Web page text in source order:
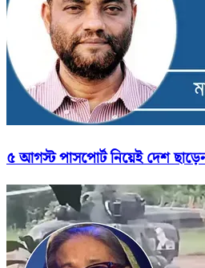
৫ আগস্ট পাসপোর্ট নিয়েই দেশ